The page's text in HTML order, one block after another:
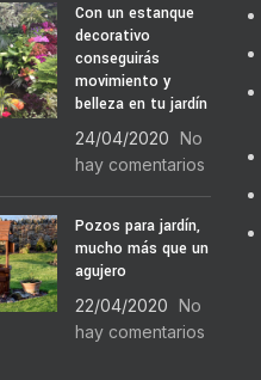
Con un estanque
decorativo
conseguirás
movimiento y
belleza en tu jardín
24/04/2020 No
hay comentarios
Pozos para jardín,
mucho más que un
agujero
22/04/2020 No
hay comentarios